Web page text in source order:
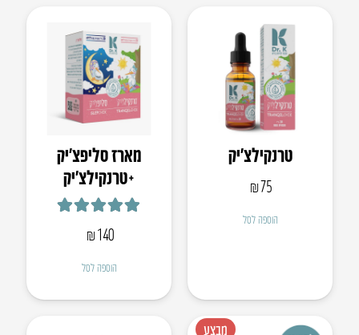
טרנקילצ׳יק
₪75
הוספה לסל
מארז סליפצ׳יק
+טרנקילצ׳יק
₪140
הוספה לסל
מבצע